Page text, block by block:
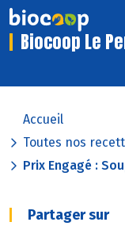
Biocoop Le
Accueil
Toutes nos
Prix Engagé :
Partager sur